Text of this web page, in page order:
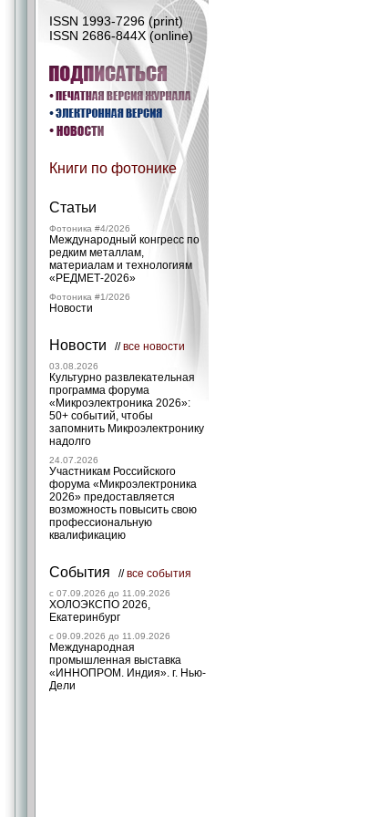
ISSN 1993-7296 (print)
ISSN 2686-844X (online)
Книги по фотонике
Статьи
Фотоника #4/2026
Международный конгресс по
редким металлам,
материалам и технологиям
«РЕДМЕТ‑2026»
Фотоника #1/2026
Новости
Новости //все новости
03.08.2026
Культурно развлекательная
программа форума
«Микроэлектроника 2026»:
50+ событий, чтобы
запомнить Микроэлектронику
надолго
24.07.2026
Участникам Российского
форума «Микроэлектроника
2026» предоставляется
возможность повысить свою
профессиональную
квалификацию
События //все события
c 07.09.2026 до 11.09.2026
ХОЛОЭКСПО 2026,
Екатеринбург
c 09.09.2026 до 11.09.2026
Международная
промышленная выставка
«ИННОПРОМ. Индия». г. Нью-
Дели